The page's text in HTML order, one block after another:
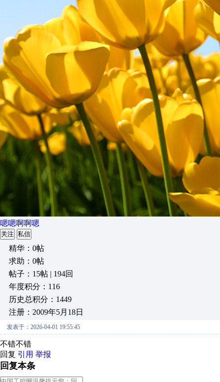
嗯嗯啊啊嗯
关注 私信
精华：0帖
求助：0帖
帖子：15帖 | 194回
年度积分：116
历史总积分：1449
注册：2009年5月18日
发表于：2026-04-01 19:55:45
不错不错
回复 引用 举报
回复本条